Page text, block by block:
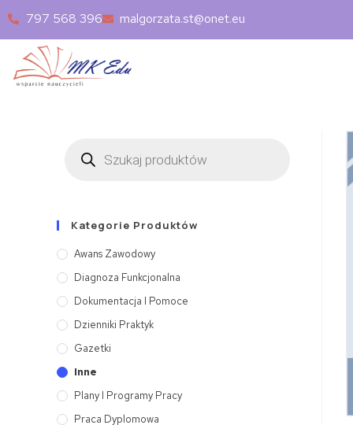
797 568 396 malgorzata.st@onet.eu
Kategorie Produktów
Awans Zawodowy
Diagnoza Funkcjonalna
Dokumentacja I Pomoce
Dzienniki Praktyk
Gazetki
Inne
Plany I Programy Pracy
Praca Dyplomowa